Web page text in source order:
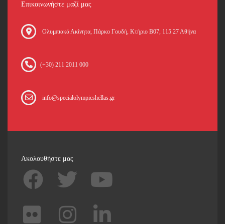
Επικοινωνήστε μαζί μας
Oλυμπιακά Ακίνητα, Πάρκο Γουδή, Κτήριο Β07, 115 27 Αθήνα
(+30) 211 2011 000
info@specialolympicshellas.gr
Ακολουθήστε μας